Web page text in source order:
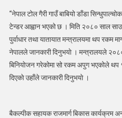
“नेपाल टोल गैरी गाउँ बाबियो डाँडा
टेन्डर आह्वान भएको छ । मिति २०८० साल
पुर्वाधार तथा यातायात मन्त्रालयमा थप रकम
नेपालले जानकारी दिनुभयाे । मन्त्रालयले
बिनियोजन गरेकोमा सो रकम अपुग भएकोले थप
दिएकाे उहाँले जानकारी दिनुभयाे ।
बैकल्पीक सहायक राजमार्ग बिकास कार्यक्रम